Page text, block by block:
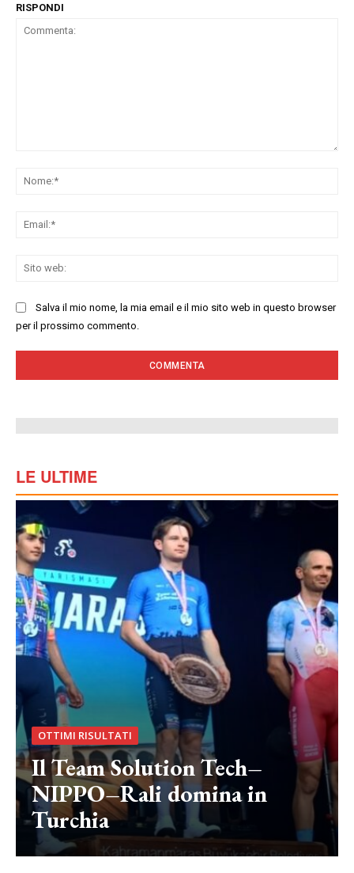
RISPONDI
Salva il mio nome, la mia email e il mio sito web in questo browser
per il prossimo commento.
LE ULTIME
OTTIMI RISULTATI
Il Team Solution Tech–
NIPPO–Rali domina in
Turchia